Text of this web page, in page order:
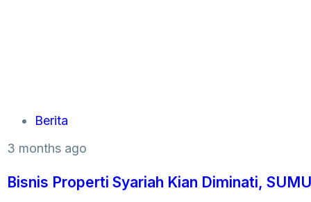
Berita
3 months ago
Bisnis Properti Syariah Kian Diminati,